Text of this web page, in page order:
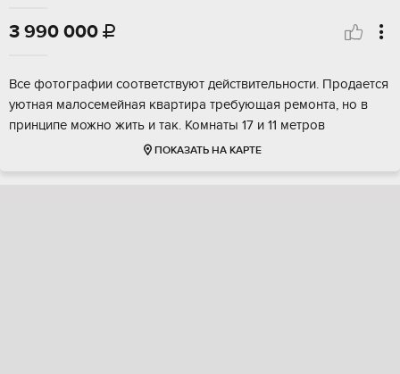
3 990 000 
Все фотографии соответствуют действительности. Продается
уютная малосемейная квартира требующая ремонта, но в
принципе можно жить и так. Комнаты 17 и 11 метров
ПОКАЗАТЬ НА КАРТЕ